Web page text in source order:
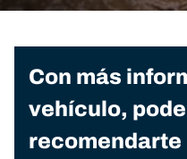
Con más
vehículo,
recomendarte